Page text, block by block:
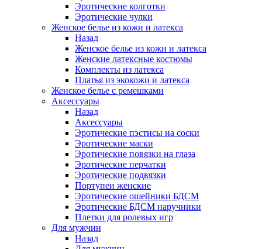
Эротические колготки
Эротические чулки
Женское белье из кожи и латекса
Назад
Женское белье из кожи и латекса
Женские латексные костюмы
Комплекты из латекса
Платья из экокожи и латекса
Женское белье с ремешками
Аксессуары
Назад
Аксессуары
Эротические пэстисы на соски
Эротические маски
Эротические повязки на глаза
Эротические перчатки
Эротические подвязки
Портупеи женские
Эротические ошейники БДСМ
Эротические БДСМ наручники
Плетки для ролевых игр
Для мужчин
Назад